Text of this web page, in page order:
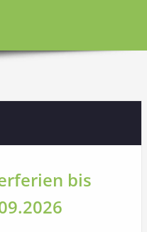
bis